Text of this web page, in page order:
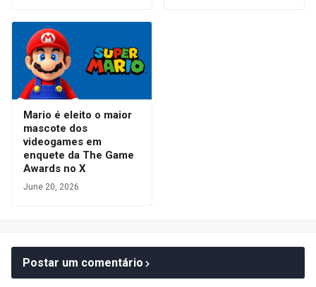
Mario é eleito o maior
mascote dos
videogames em
enquete da The Game
Awards no X
June 20, 2026
Postar um comentário